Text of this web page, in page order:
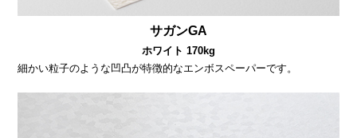
サガンGA
ホワイト 170kg
細かい粒子のような凹凸が特徴的なエンボスペーパーです。